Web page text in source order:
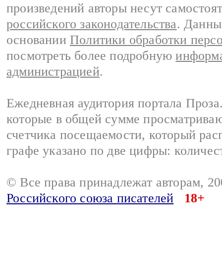
произведений авторы несут
российского законодательства.
основании Политики обработки
посмотреть более подробную
администрацией.
Ежедневная аудитория портала
которые в общей сумме
счетчика посещаемости, который
графе указано по две цифры:
© Все права принадлежат авторам,
Российского союза писателей
18+